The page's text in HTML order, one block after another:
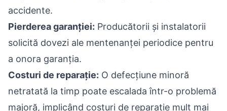
accidente.
Pierderea garanției: Producătorii și instalatorii
solicită dovezi ale mentenanței periodice pentru
a onora garanția.
Costuri de reparație: O defecțiune minoră
netratată la timp poate escalada într-o problemă
majoră, implicând costuri de reparație mult mai